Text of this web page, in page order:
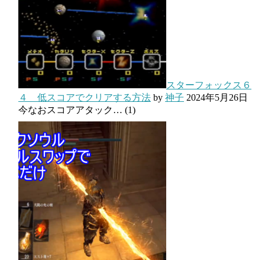
スターフォックス６
４ 低スコアでクリアする方法 by 神子 2024年5月26日
今なおスコアアタック… (1)